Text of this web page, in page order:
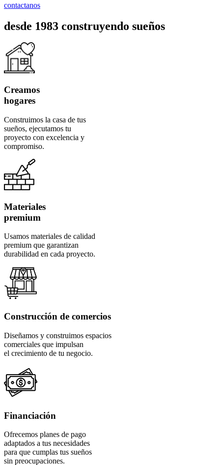
contactanos
desde 1983 construyendo sueños
Creamos
hogares
Construimos la casa de tus
sueños, ejecutamos tu
proyecto con excelencia y
compromiso.
Materiales
premium
Usamos materiales de calidad
premium que garantizan
durabilidad en cada proyecto.
Construcción de comercios
Diseñamos y construimos espacios
comerciales que impulsan
el crecimiento de tu negocio.
Financiación
Ofrecemos planes de pago
adaptados a tus necesidades
para que cumplas tus sueños
sin preocupaciones.